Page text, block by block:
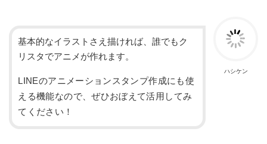
ハシケン
基本的なイラストさえ描ければ、誰でもク
リスタでアニメが作れます。
LINEのアニメーションスタンプ作成にも使
える機能なので、ぜひおぼえて活用してみ
てください！